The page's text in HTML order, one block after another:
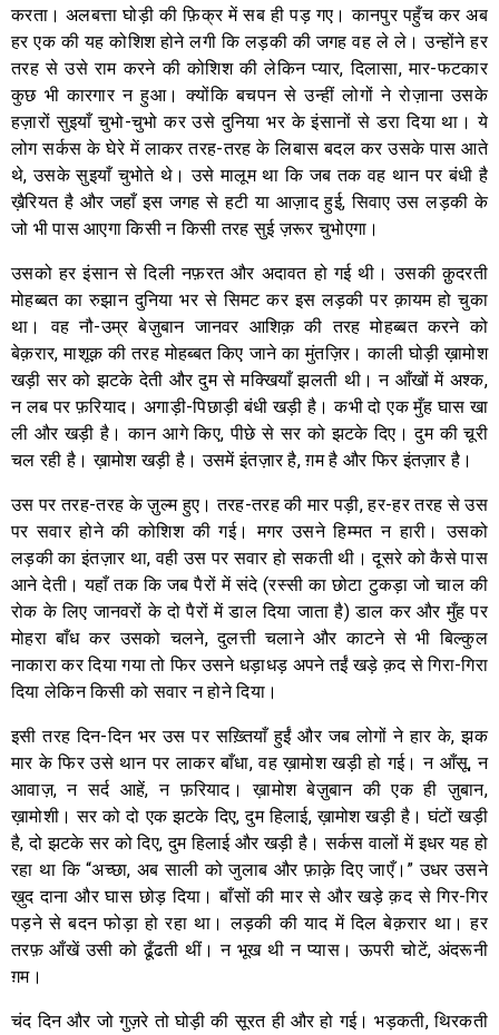
करता। अलबत्ता घोड़ी की फ़िक्र में सब ही पड़ गए। कानपुर पहुँच कर अब
हर एक की यह कोशिश होने लगी कि लड़की की जगह वह ले ले। उन्होंने हर
तरह से उसे राम करने की कोशिश की लेकिन प्यार, दिलासा, मार-फटकार
कुछ भी कारगार न हुआ। क्योंकि बचपन से उन्हीं लोगों ने रोज़ाना उसके
हज़ारों सुइयाँ चुभो-चुभो कर उसे दुनिया भर के इंसानों से डरा दिया था। ये
लोग सर्कस के घेरे में लाकर तरह-तरह के लिबास बदल कर उसके पास आते
थे, उसके सुइयाँ चुभोते थे। उसे मालूम था कि जब तक वह थान पर बंधी है
ख़ैरियत है और जहाँ इस जगह से हटी या आज़ाद हुई, सिवाए उस लड़की के
जो भी पास आएगा किसी न किसी तरह सुई ज़रूर चुभोएगा।
उसको हर इंसान से दिली नफ़रत और अदावत हो गई थी। उसकी क़ुदरती
मोहब्बत का रुझान दुनिया भर से सिमट कर इस लड़की पर क़ायम हो चुका
था। वह नौ-उम्र बेज़ुबान जानवर आशिक़ की तरह मोहब्बत करने को
बेक़रार, माशूक़ की तरह मोहब्बत किए जाने का मुंतज़िर। काली घोड़ी ख़ामोश
खड़ी सर को झटके देती और दुम से मक्खियाँ झलती थी। न आँखों में अश्क,
न लब पर फ़रियाद। अगाड़ी-पिछाड़ी बंधी खड़ी है। कभी दो एक मुँह घास खा
ली और खड़ी है। कान आगे किए, पीछे से सर को झटके दिए। दुम की चूरी
चल रही है। ख़ामोश खड़ी है। उसमें इंतज़ार है, ग़म है और फिर इंतज़ार है।
उस पर तरह-तरह के ज़ुल्म हुए। तरह-तरह की मार पड़ी, हर-हर तरह से उस
पर सवार होने की कोशिश की गई। मगर उसने हिम्मत न हारी। उसको
लड़की का इंतज़ार था, वही उस पर सवार हो सकती थी। दूसरे को कैसे पास
आने देती। यहाँ तक कि जब पैरों में संदे (रस्सी का छोटा टुकड़ा जो चाल की
रोक के लिए जानवरों के दो पैरों में डाल दिया जाता है) डाल कर और मुँह पर
मोहरा बाँध कर उसको चलने, दुलत्ती चलाने और काटने से भी बिल्कुल
नाकारा कर दिया गया तो फिर उसने धड़ाधड़ अपने तईं खड़े क़द से गिरा-गिरा
दिया लेकिन किसी को सवार न होने दिया।
इसी तरह दिन-दिन भर उस पर सख़्तियाँ हुईं और जब लोगों ने हार के, झक
मार के फिर उसे थान पर लाकर बाँधा, वह ख़ामोश खड़ी हो गई। न आँसू, न
आवाज़, न सर्द आहें, न फ़रियाद। ख़ामोश बेज़ुबान की एक ही ज़ुबान,
ख़ामोशी। सर को दो एक झटके दिए, दुम हिलाई, ख़ामोश खड़ी है। घंटों खड़ी
है, दो झटके सर को दिए, दुम हिलाई और खड़ी है। सर्कस वालों में इधर यह हो
रहा था कि “अच्छा, अब साली को जुलाब और फ़ाक़े दिए जाएँ।” उधर उसने
ख़ुद दाना और घास छोड़ दिया। बाँसों की मार से और खड़े क़द से गिर-गिर
पड़ने से बदन फोड़ा हो रहा था। लड़की की याद में दिल बेक़रार था। हर
तरफ़ आँखें उसी को ढूँढती थीं। न भूख थी न प्यास। ऊपरी चोटें, अंदरूनी
ग़म।
चंद दिन और जो गुज़रे तो घोड़ी की सूरत ही और हो गई। भड़कती, थिरकती